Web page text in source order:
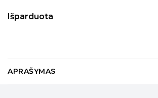
Išparduota
APRAŠYMAS